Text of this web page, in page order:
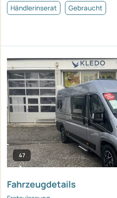
Händlerinserat Gebraucht
47
Fahrzeugdetails